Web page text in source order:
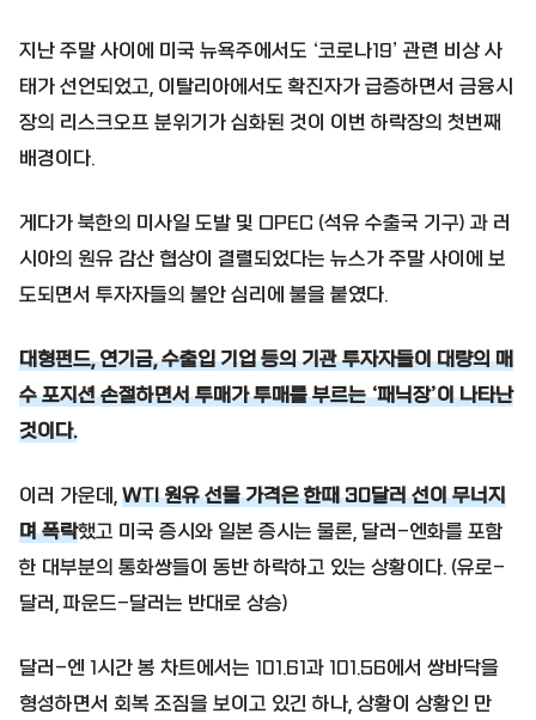
지난 주말 사이에 미국 뉴욕주에서도 ‘코로나19’ 관련 비상 사
태가 선언되었고, 이탈리아에서도 확진자가 급증하면서 금융시
장의 리스크오프 분위기가 심화된 것이 이번 하락장의 첫번째
배경이다.
게다가 북한의 미사일 도발 및 OPEC (석유 수출국 기구) 과 러
시아의 원유 감산 협상이 결렬되었다는 뉴스가 주말 사이에 보
도되면서 투자자들의 불안 심리에 불을 붙였다.
대형펀드, 연기금, 수출입 기업 등의 기관 투자자들이 대량의 매
수 포지션 손절하면서 투매가 투매를 부르는 ‘패닉장’이 나타난
것이다.
이러 가운데, WTI 원유 선물 가격은 한때 30달러 선이 무너지
며 폭락했고 미국 증시와 일본 증시는 물론, 달러-엔화를 포함
한 대부분의 통화쌍들이 동반 하락하고 있는 상황이다. (유로-
달러, 파운드-달러는 반대로 상승)
달러-엔 1시간 봉 차트에서는 101.61과 101.56에서 쌍바닥을
형성하면서 회복 조짐을 보이고 있긴 하나, 상황이 상황인 만